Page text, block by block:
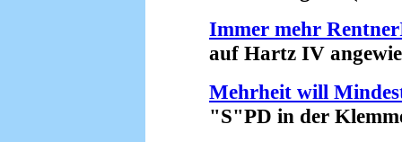
Immer mehr
auf Hartz IV
Mehrheit will
"S"PD in der